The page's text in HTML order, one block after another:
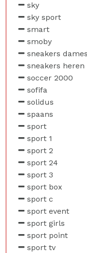
sky
sky sport
smart
smoby
sneakers dames
sneakers heren
soccer 2000
sofifa
solidus
spaans
sport
sport 1
sport 2
sport 24
sport 3
sport box
sport c
sport event
sport girls
sport point
sport tv